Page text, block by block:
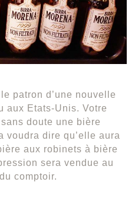
patron d’une nouvelle
aux Etats-Unis. Votre
doute une bière
voudra dire qu’elle aura
aux robinets à bière
sera vendue au
comptoir.